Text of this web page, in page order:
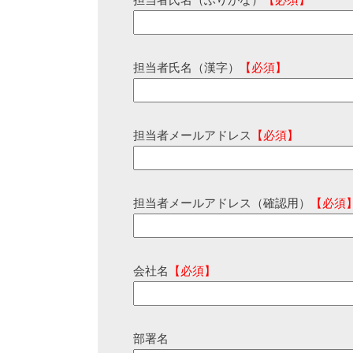
担当者氏名（漢字） 【必須】
担当者メールアドレス 【必須】
担当者メールアドレス（確認用） 【必須
会社名 【必須】
部署名